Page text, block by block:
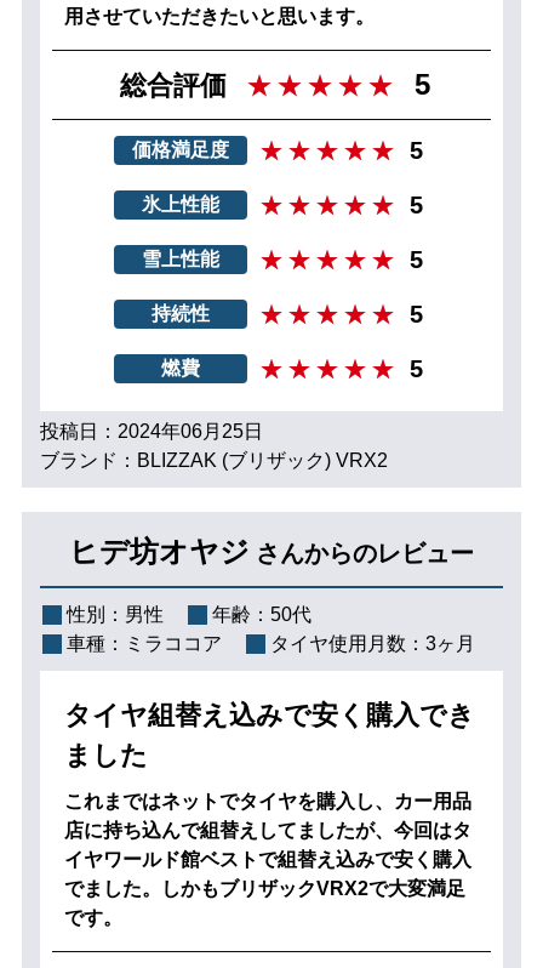
用させていただきたいと思います。
総合評価 5
価格満足度 5
氷上性能 5
雪上性能 5
持続性 5
燃費 5
投稿日：2024年06月25日
ブランド：BLIZZAK (ブリザック) VRX2
ヒデ坊オヤジ さんからのレビュー
性別： 男性 年齢： 50代
車種：
ミラココア タイヤ使用月数： 3ヶ月
タイヤ組替え込みで安く購入でき
ました
これまではネットでタイヤを購入し、カー用品
店に持ち込んで組替えしてましたが、今回はタ
イヤワールド館ベストで組替え込みで安く購入
でました。しかもブリザックVRX2で大変満足
です。